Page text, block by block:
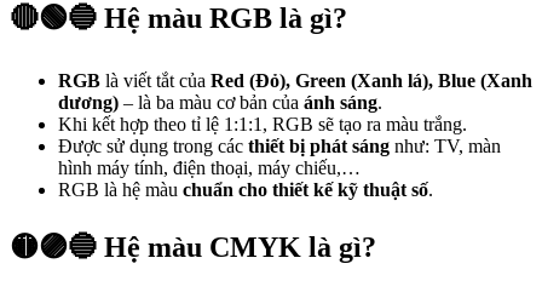
🔴🟢🔵 Hệ màu RGB là gì?
RGB là viết tắt của Red (Đỏ), Green (Xanh lá), Blue (Xanh
dương) – là ba màu cơ bản của ánh sáng.
Khi kết hợp theo tỉ lệ 1:1:1, RGB sẽ tạo ra màu trắng.
Được sử dụng trong các thiết bị phát sáng như: TV, màn
hình máy tính, điện thoại, máy chiếu,…
RGB là hệ màu chuẩn cho thiết kế kỹ thuật số.
🟡🟣🔵 Hệ màu CMYK là gì?